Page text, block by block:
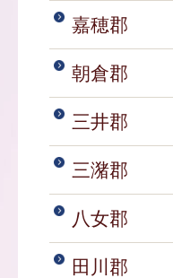
嘉穂郡
朝倉郡
三井郡
三潴郡
八女郡
田川郡